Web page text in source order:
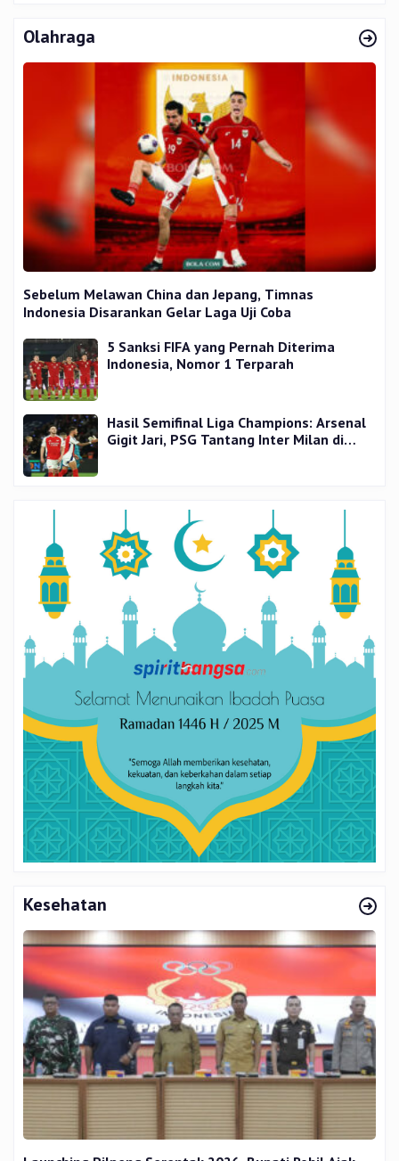
Olahraga
Sebelum Melawan China dan Jepang, Timnas
Indonesia Disarankan Gelar Laga Uji Coba
5 Sanksi FIFA yang Pernah Diterima
Indonesia, Nomor 1 Terparah
Hasil Semifinal Liga Champions: Arsenal
Gigit Jari, PSG Tantang Inter Milan di
Kesehatan